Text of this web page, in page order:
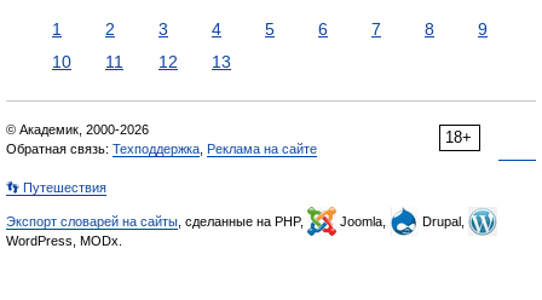
1 2 3 4 5 6 7 8
9
10
11 12 13
18+
© Академик, 2000-2026
Обратная связь: Техподдержка Реклама на сайте
👣 Путешествия
Экспорт словарей на сайты , сделанные на PHP, Joomla,
Drupal,
WordPress, MODx.